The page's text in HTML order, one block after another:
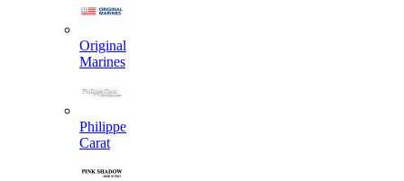
Original
Marines
Philippe
Carat